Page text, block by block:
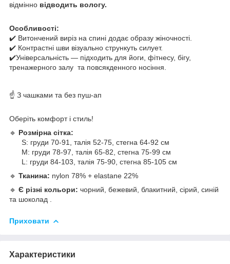
відмінно відводить вологу.
​Особливості:
✔️ ​Витончений виріз на спині додає образу жіночності.
✔️ ​Контрастні шви візуально стрункуть силует.
✔️​Універсальність — підходить для йоги, фітнесу, бігу,
тренажерного залу та повсякденного носіння.
☝️ З чашками та без пуш-ап
​Оберіть комфорт і стиль!
🔹 Розмірна сітка:
S: груди 70-91, талія 52-75, стегна 64-92 см
М: груди 78-97, талія 65-82, стегна 75-99 см
L: груди 84-103, талія 75-90, стегна 85-105 см
🔹 Тканина: nylon 78% + elastane 22%
🔹 Є різні кольори: чорний, бежевий, блакитний, сірий, синій
та шоколад .
Приховати
Характеристики